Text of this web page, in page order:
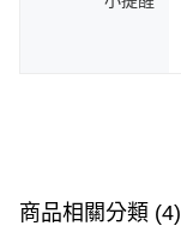
商品相關分類 (4)